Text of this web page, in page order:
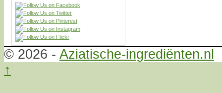
© 2026 - Aziatische-ingrediënten.nl
↑